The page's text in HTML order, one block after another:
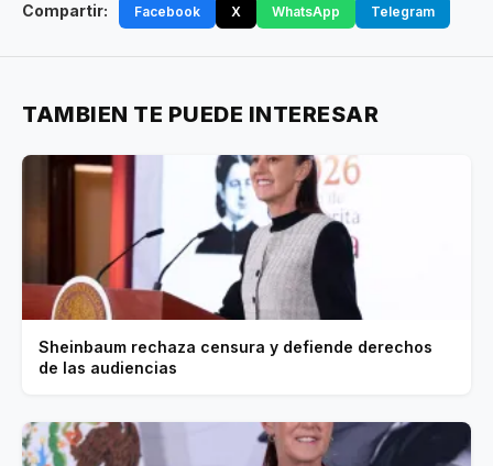
Compartir: Facebook X WhatsApp Telegram
TAMBIEN TE PUEDE INTERESAR
Sheinbaum rechaza censura y defiende derechos
de las audiencias